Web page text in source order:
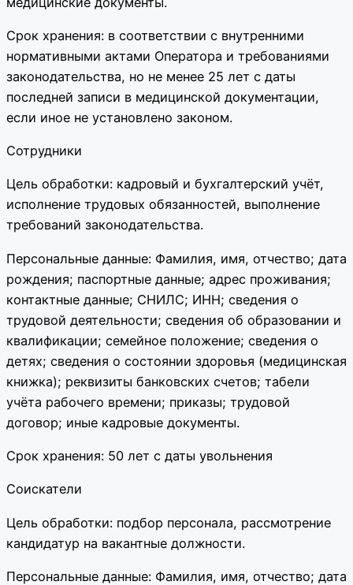
Срок хранения: в соответствии с внутренними
нормативными актами Оператора и требованиями
законодательства, но не менее 25 лет с даты
последней записи в медицинской документации,
если иное не установлено законом.
Сотрудники
Цель обработки: кадровый и бухгалтерский учёт,
исполнение трудовых обязанностей, выполнение
требований законодательства.
Персональные данные: Фамилия, имя, отчество; дата
рождения; паспортные данные; адрес проживания;
контактные данные; СНИЛС; ИНН; сведения о
трудовой деятельности; сведения об образовании и
квалификации; семейное положение; сведения о
детях; сведения о состоянии здоровья (медицинская
книжка); реквизиты банковских счетов; табели
учёта рабочего времени; приказы; трудовой
договор; иные кадровые документы.
Срок хранения: 50 лет с даты увольнения
Соискатели
Цель обработки: подбор персонала, рассмотрение
кандидатур на вакантные должности.
Персональные данные: Фамилия, имя, отчество; дата